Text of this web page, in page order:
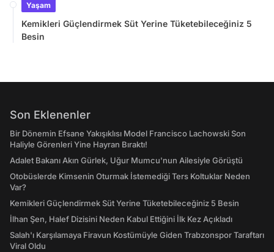
Yaşam
Kemikleri Güçlendirmek Süt Yerine Tüketebileceğiniz 5
Besin
Son Eklenenler
Bir Dönemin Efsane Yakışıklısı Model Francisco Lachowski Son
Haliyle Görenleri Yine Hayran Bıraktı!
Adalet Bakanı Akın Gürlek, Uğur Mumcu'nun Ailesiyle Görüştü
Otobüslerde Kimsenin Oturmak İstemediği Ters Koltuklar Neden
Var?
Kemikleri Güçlendirmek Süt Yerine Tüketebileceğiniz 5 Besin
İlhan Şen, Halef Dizisini Neden Kabul Ettiğini İlk Kez Açıkladı
Salah'ı Karşılamaya Firavun Kostümüyle Giden Trabzonspor Taraftarı
Viral Oldu